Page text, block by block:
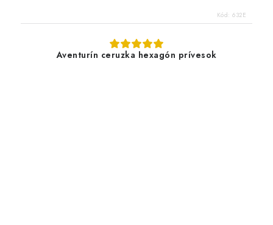
Kód: 632E
Aventurín ceruzka hexagón prívesok